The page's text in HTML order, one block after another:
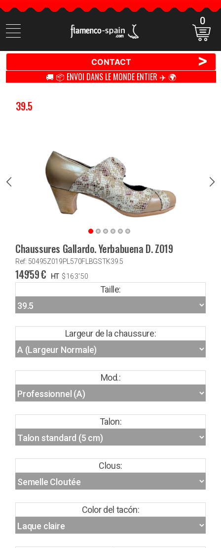
Cherchez
des
0
CONTACT >
🚚 📦 ENVOI DANS LE MONDE ENTIER ✈️ 🌍
39.5
Chaussures Gallardo. Yerbabuena D. Z019
Ref: 50495Z019PL570FLBGSTK39.5
149'59€ HT $163'50
Taille:
Largeur de la chaussure:
Mod.:
Talon:
Clous:
Color del tacón: